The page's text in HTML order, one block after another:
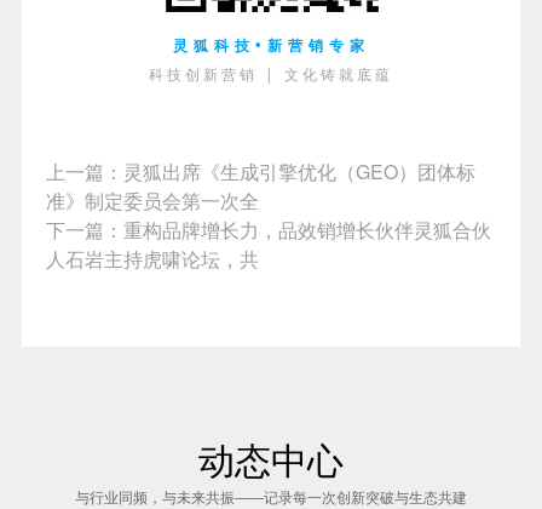
灵狐科技•新营销专家
科技创新营销 | 文化铸就底蕴
上一篇： 灵狐出席《生成引擎优化（GEO）团体标
准》制定委员会第一次全
下一篇： 重构品牌增长力，品效销增长伙伴灵狐合伙
人石岩主持虎啸论坛，共
动态中心
与行业同频，与未来共振——记录每一次创新突破与生态共建